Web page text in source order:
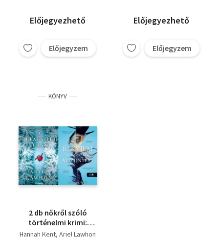
Előjegyezhető
Előjegyzem
Előjegyezhető
Előjegyzem
KÖNYV
2 db nőkről szóló
történelmi krimi:
Rekviem egy gyilkos
Hannah Kent Ariel Lawhon